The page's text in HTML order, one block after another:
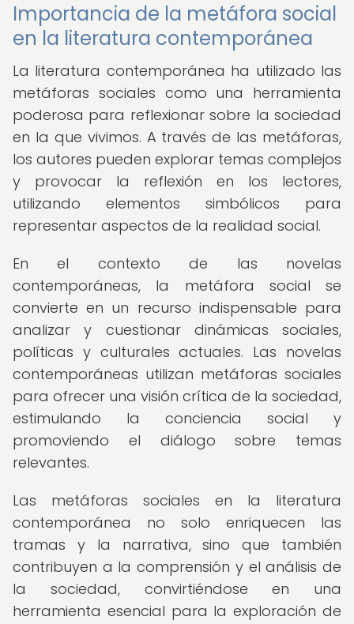
Importancia de la metáfora social
en la literatura contemporánea
La literatura contemporánea ha utilizado las
metáforas sociales como una herramienta
poderosa para reflexionar sobre la sociedad
en la que vivimos. A través de las metáforas,
los autores pueden explorar temas complejos
y provocar la reflexión en los lectores,
utilizando elementos simbólicos para
representar aspectos de la realidad social.
En el contexto de las novelas
contemporáneas, la metáfora social se
convierte en un recurso indispensable para
analizar y cuestionar dinámicas sociales,
políticas y culturales actuales. Las novelas
contemporáneas utilizan metáforas sociales
para ofrecer una visión crítica de la sociedad,
estimulando la conciencia social y
promoviendo el diálogo sobre temas
relevantes.
Las metáforas sociales en la literatura
contemporánea no solo enriquecen las
tramas y la narrativa, sino que también
contribuyen a la comprensión y el análisis de
la sociedad, convirtiéndose en una
herramienta esencial para la exploración de